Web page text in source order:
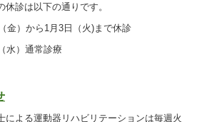
休診は以下の通りです。
金）から1月3日（火)まで休診
水）通常診療
による運動器リハビリテーションは毎週火